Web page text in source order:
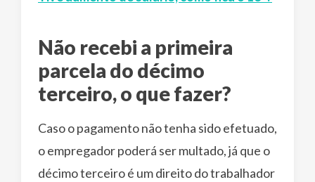
Não recebi a primeira
parcela do décimo
terceiro, o que fazer?
Caso o pagamento não tenha sido efetuado,
o empregador poderá ser multado, já que o
décimo terceiro é um direito do trabalhador